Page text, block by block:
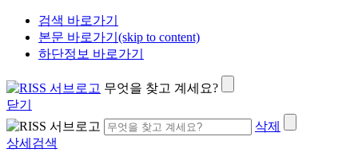
검색 바로가기
본문 바로가기(skip to content)
하단정보 바로가기
무엇을 찾고 계세요?
닫기
삭제
상세검색